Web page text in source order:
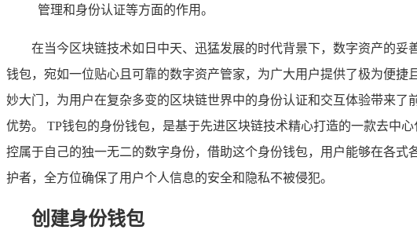
管理和身份认证等方面的作用。
在当今区块链技术如日中天、迅猛发展的时代背景下，数字资产的
钱包，宛如一位贴心且可靠的数字资产管家，为广大用户提供了极为便
妙大门，为用户在复杂多变的区块链世界中的身份认证和交互体验带来
优势。 TP钱包的身份钱包，是基于先进区块链技术精心打造的一款去中
控属于自己的独一无二的数字身份，借助这个身份钱包，用户能够在各
护者，全方位确保了用户个人信息的安全和隐私不被侵犯。
创建身份钱包